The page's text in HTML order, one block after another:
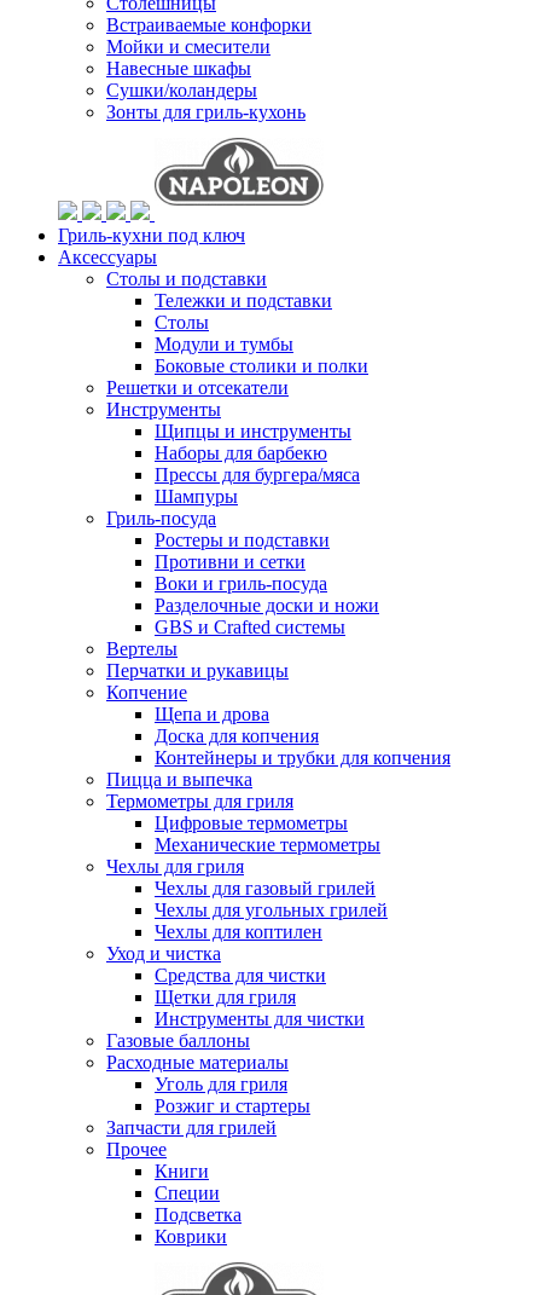
Встраиваемые конфорки
Мойки и смесители
Навесные шкафы
Сушки/коландеры
Зонты для гриль-кухонь
Гриль-кухни под ключ
Аксессуары
Столы и подставки
Тележки и подставки
Столы
Модули и тумбы
Боковые столики и полки
Решетки и отсекатели
Инструменты
Щипцы и инструменты
Наборы для барбекю
Прессы для бургера/мяса
Шампуры
Гриль-посуда
Ростеры и подставки
Противни и сетки
Воки и гриль-посуда
Разделочные доски и ножи
GBS и Crafted системы
Вертелы
Перчатки и рукавицы
Копчение
Щепа и дрова
Доска для копчения
Контейнеры и трубки для копчения
Пицца и выпечка
Термометры для гриля
Цифровые термометры
Механические термометры
Чехлы для гриля
Чехлы для газовый грилей
Чехлы для угольных грилей
Чехлы для коптилен
Уход и чистка
Средства для чистки
Щетки для гриля
Инструменты для чистки
Газовые баллоны
Расходные материалы
Уголь для гриля
Розжиг и стартеры
Запчасти для грилей
Прочее
Книги
Специи
Подсветка
Коврики